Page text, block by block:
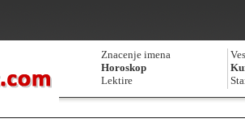
Znacenje imena
Horoskop
Lektire